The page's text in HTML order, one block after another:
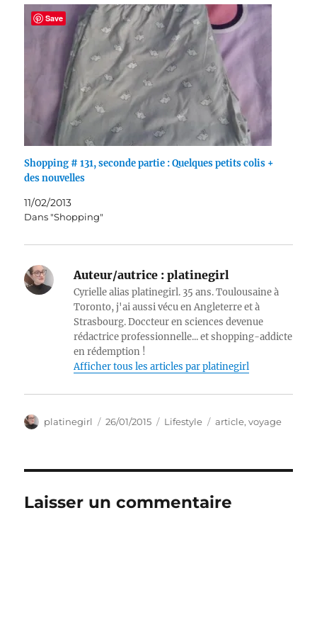
Shopping # 131, seconde partie : Quelques petits colis +
des nouvelles
11/02/2013
Dans "Shopping"
Auteur/autrice : platinegirl
Cyrielle alias platinegirl. 35 ans. Toulousaine à
Toronto, j'ai aussi vécu en Angleterre et à
Strasbourg. Doccteur en sciences devenue
rédactrice professionnelle... et shopping-addicte
en rédemption !
Afficher tous les articles par platinegirl
Auteur
platinegirl
Publié
26/01/2015 Catégories
Lifestyle Étiquettes
article,voyage
Laisser un commentaire
Save